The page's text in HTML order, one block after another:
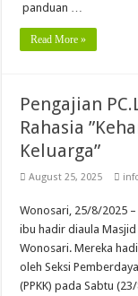
panduan …
Read More »
Pengajian
Rahasia
Keluarga”
August 25, 2025
Wonosari, 25/8/2025
ibu hadir diaula Masjid
Wonosari. Mereka
oleh Seksi
(PPKK) pada Sabtu